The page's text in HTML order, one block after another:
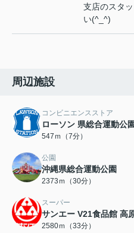
支店のスタ
い(^_^)
周辺施設
コンビニエンスストア
ローソン 県総合運動公
547ｍ（7分）
公園
沖縄県総合運動公園
2373ｍ（30分）
スーパー
サンエー V21食品館 高
2580ｍ（33分）